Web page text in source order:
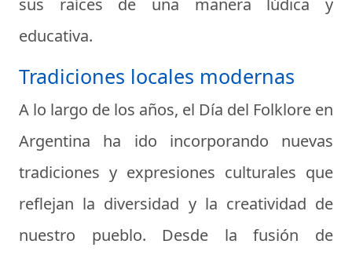
sus raíces de una manera lúdica y
educativa.
Tradiciones locales modernas
A lo largo de los años, el Día del Folklore en
Argentina ha ido incorporando nuevas
tradiciones y expresiones culturales que
reflejan la diversidad y la creatividad de
nuestro pueblo. Desde la fusión de